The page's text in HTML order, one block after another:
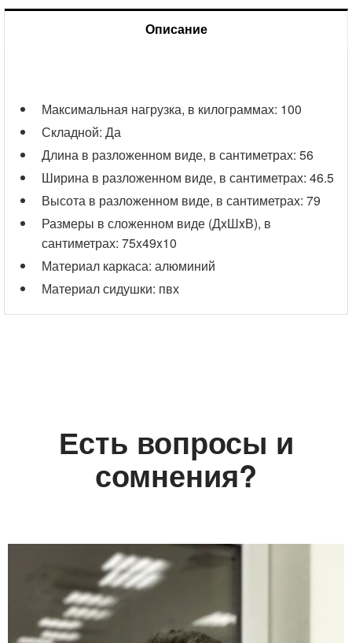
Описание
Максимальная нагрузка, в килограммах: 100
Складной: Да
Длина в разложенном виде, в сантиметрах: 56
Ширина в разложенном виде, в сантиметрах: 46.5
Высота в разложенном виде, в сантиметрах: 79
Размеры в сложенном виде (ДxШxВ), в
сантиметрах: 75x49x10
Материал каркаса: алюминий
Материал сидушки: пвх
Есть вопросы и
сомнения?